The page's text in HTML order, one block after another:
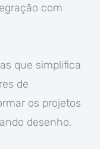
com
que simplifica
de
os projetos
desenho,